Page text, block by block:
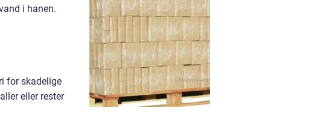
i hanen.
for skadelige
eller rester